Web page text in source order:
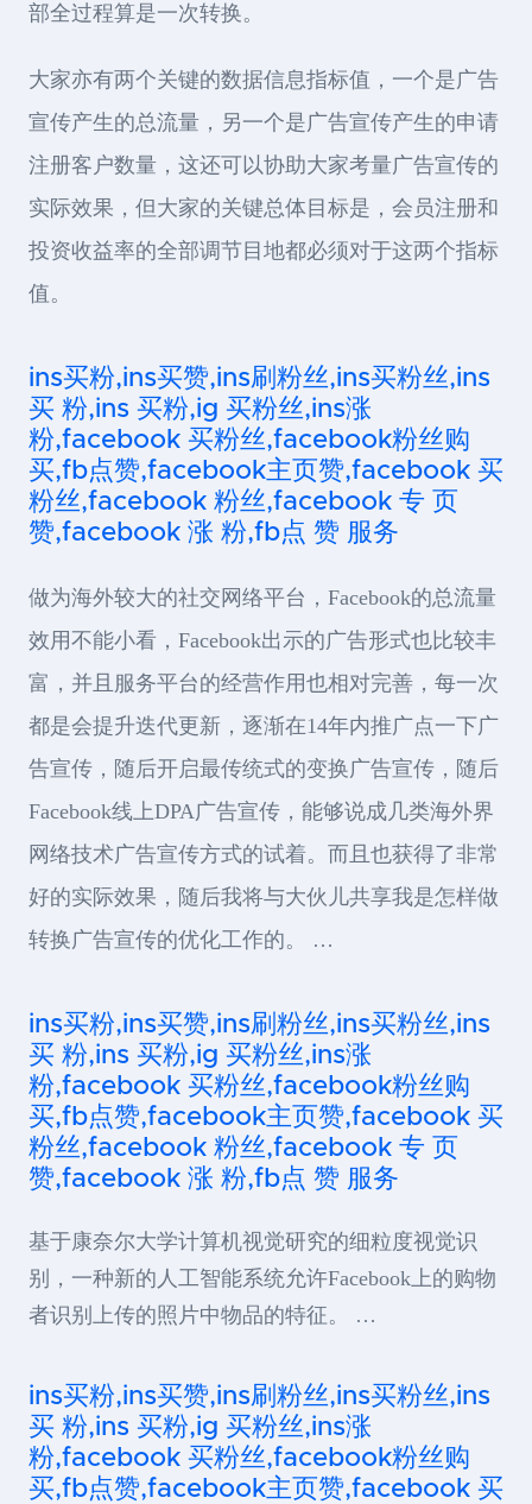
部全过程算是一次转换。
大家亦有两个关键的数据信息指标值，一个是广告
宣传产生的总流量，另一个是广告宣传产生的申请
注册客户数量，这还可以协助大家考量广告宣传的
实际效果，但大家的关键总体目标是，会员注册和
投资收益率的全部调节目地都必须对于这两个指标
值。
ins买粉,ins买赞,ins刷粉丝,ins买粉丝,ins
买 粉,ins 买粉,ig 买粉丝,ins涨
粉,facebook 买粉丝,facebook粉丝购
买,fb点赞,facebook主页赞,facebook 买
粉丝,facebook 粉丝,facebook 专 页
赞,facebook 涨 粉,fb点 赞 服务
做为海外较大的社交网络平台，Facebook的总流量
效用不能小看，Facebook出示的广告形式也比较丰
富，并且服务平台的经营作用也相对完善，每一次
都是会提升迭代更新，逐渐在14年内推广点一下广
告宣传，随后开启最传统式的变换广告宣传，随后
Facebook线上DPA广告宣传，能够说成几类海外界
网络技术广告宣传方式的试着。而且也获得了非常
好的实际效果，随后我将与大伙儿共享我是怎样做
转换广告宣传的优化工作的。 …
ins买粉,ins买赞,ins刷粉丝,ins买粉丝,ins
买 粉,ins 买粉,ig 买粉丝,ins涨
粉,facebook 买粉丝,facebook粉丝购
买,fb点赞,facebook主页赞,facebook 买
粉丝,facebook 粉丝,facebook 专 页
赞,facebook 涨 粉,fb点 赞 服务
基于康奈尔大学计算机视觉研究的细粒度视觉识
别，一种新的人工智能系统允许Facebook上的购物
者识别上传的照片中物品的特征。 …
ins买粉,ins买赞,ins刷粉丝,ins买粉丝,ins
买 粉,ins 买粉,ig 买粉丝,ins涨
粉,facebook 买粉丝,facebook粉丝购
买,fb点赞,facebook主页赞,facebook 买